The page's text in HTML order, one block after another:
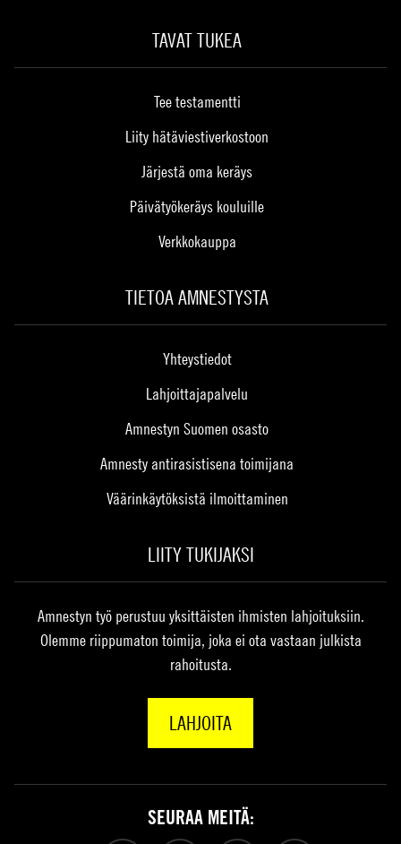
TAVAT TUKEA
Tee testamentti
Liity hätäviestiverkostoon
Järjestä oma keräys
Päivätyökeräys kouluille
Verkkokauppa
TIETOA AMNESTYSTA
Yhteystiedot
Lahjoittajapalvelu
Amnestyn Suomen osasto
Amnesty antirasistisena toimijana
Väärinkäytöksistä ilmoittaminen
LIITY TUKIJAKSI
Amnestyn työ perustuu yksittäisten ihmisten lahjoituksiin.
Olemme riippumaton toimija, joka ei ota vastaan julkista
rahoitusta.
LAHJOITA
SEURAA MEITÄ: